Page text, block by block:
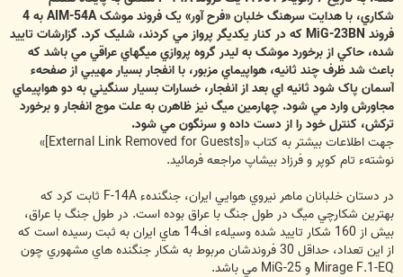
شکاري، با هدايت سرهنگ خلبان «فرح آور» يک فروند موشک AIM-54A به 4
فروند MiG-23BN که در کنار يکديگر پرواز مي کردند، شليک کرد. گزارشات تاييد
شده، حاکي از برخورد موشک به ليدر گروه پروازي ميگهاي عراقي مي باشد که
باعث شد ظرف چند ثانيه، هواپيماي مزبور، با انفجار بسيار مهيبي از صفحهء
آسمان پاک شود ثانيه اي بعد از انفجار، خسارات بسيار سنگيني به دو هواپيماي
مجاورش وارد مي شود. چهارمين ميگ نيز ظاهرن به علت موج انفجار و برخورد
ترکش، کنترل خود را از دست داده و سرنگون مي شود.
جهت اطلاعات بيشتر به کتاب «[External Link Removed for Guests]
»
نوشتهء تام کوپر و فرزاد بيشاپ مراجعه فرمائيد.
در دستان خلبانان ماهر نيروي هوايي ايران، جنگندهء F-14A ثابت کرد که
بهترين شکارچي ميگ در طول جنگ با عراق بوده است. در طول جنگ با عراق،
بيش از 160 شکار تاييد شده وسيلهء اف14 هاي ايران به ثبت رسيده است که
از اين تعداد، حداقل 30 فروندشان مربوط به شکار جنگنده هاي مشهوري چون
Mirage F.1-EQ و MiG-25 مي باشد.